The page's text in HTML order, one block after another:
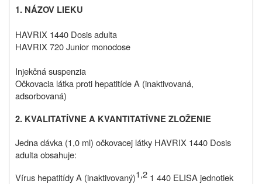
1. NÁZOV LIEKU
HAVRIX 1440 Dosis adulta
HAVRIX 720 Junior monodose
Injekčná suspenzia
Očkovacia látka proti hepatitíde A (inaktivovaná,
adsorbovaná)
2. KVALITATÍVNE A KVANTITATÍVNE ZLOŽENIE
Jedna dávka (1,0 ml) očkovacej látky HAVRIX 1440 Dosis
adulta obsahuje:
Vírus hepatitídy A (inaktivovaný)1,2 1 440 ELISA jednotiek